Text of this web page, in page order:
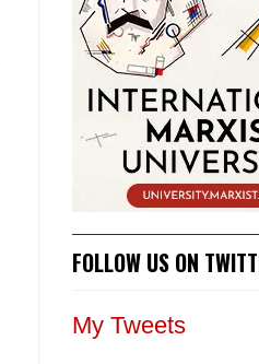
FOLLOW US ON
My Tweets